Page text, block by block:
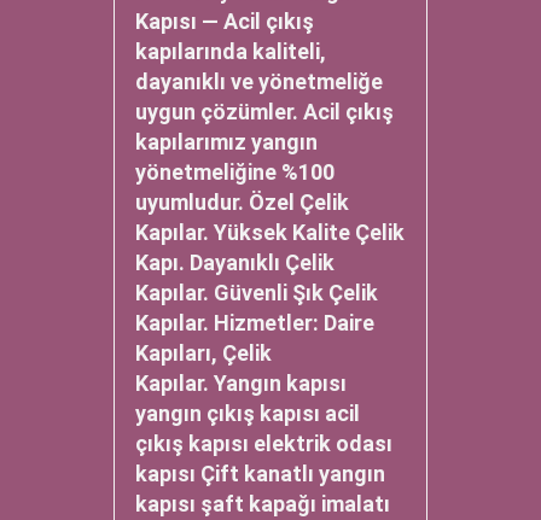
Kapısı — Acil çıkış
kapılarında kaliteli,
dayanıklı ve yönetmeliğe
uygun çözümler. Acil çıkış
kapılarımız yangın
yönetmeliğine %100
uyumludur. Özel Çelik
Kapılar. Yüksek Kalite Çelik
Kapı. Dayanıklı Çelik
Kapılar. Güvenli Şık Çelik
Kapılar. Hizmetler: Daire
Kapıları, Çelik
Kapılar. Yangın kapısı
yangın çıkış kapısı acil
çıkış kapısı elektrik odası
kapısı Çift kanatlı yangın
kapısı şaft kapağı imalatı